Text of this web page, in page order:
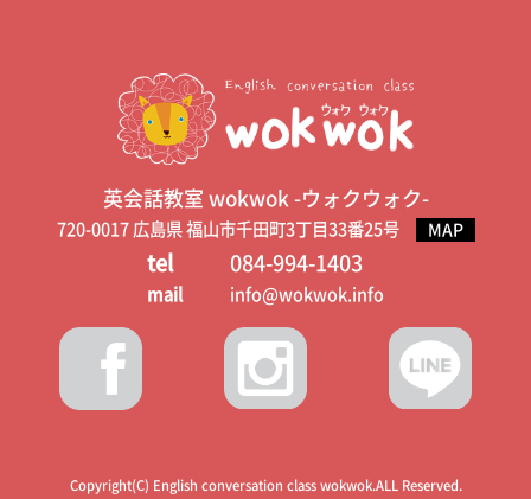
英会話教室 wokwok -ウォクウォク-
720-0017 広島県 福山市千田町3丁目33番25号 MAP
tel 084-994-1403
mail info@wokwok.info
Copyright(C) English conversation class wokwok.ALL Reserved.